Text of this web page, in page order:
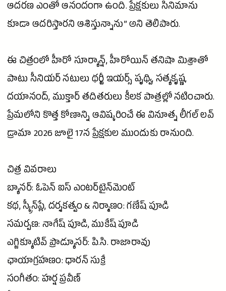
ఆదరణ ఎంతో ఆనందంగా ఉంది. ప్రేక్షకులు సినిమాను
కూడా ఆదరిస్తారని ఆశిస్తున్నాను” అని తెలిపారు.
ఈ చిత్రంలో హీరో సూర్యాన్ష్,హీరోయిన్ తనిషా మిశ్రాతో
పాటు సీనియర్ నటులు థర్టీ ఇయర్స్ పృథ్వి, సత్యకృష్ణ,
దయానంద్, ముక్తార్ తదితరులు కీలక పాత్రల్లో నటించారు.
ప్రేమలోని కొత్త కోణాన్ని ఆవిష్కరించే ఈ వినూత్న లీగల్లవ్
డ్రామా 2026 జూలై 17న ప్రేక్షకుల ముందుకు రానుంది.
చిత్ర వివరాలు
బ్యానర్: ఓపెన్ ఐస్ ఎంటర్‌టైన్‌మెంట్‌
కథ, స్క్రీన్‌ప్లే, దర్శకత్వం & నిర్మాణం: గణేష్ పూడి
సమర్పణ: నాగేష్పూడి, ముకేష్ పూడి
ఎగ్జిక్యూటివ్ ప్రొడ్యూసర్: పి.సి. రాజారావు
ఛాయాగ్రహణం: ధారన్ సుక్రే
సంగీతం: హర్ష ప్రవీణ్